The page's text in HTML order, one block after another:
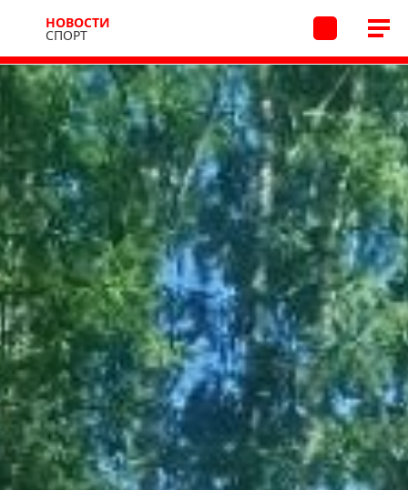
НОВОСТИ
СПОРТ
Новости Спорт 23.06.2026 12:04 / В архив
Победа на отборочном туре
по волейболу
19 июня в посёлке Трудармейский Прокопьевского
округа состоялось яркое спортивное событие —
отборочный турнир по волейболу среди мужских
и женских команд XIII Всекузбасских летних сельских
спортивных игр.
72
Мужская и женская сборные Кемеровского
муниципального округа продемонстрировали
блестящую игру и заслуженно вышли в финал
соревнований с первого места!
Поздравляем наших замечательных спортсменов
с отличным стартом! Мы верим в ваши дальнейшие
успехи и будем горячо поддерживать на протяжении
всего турнира!